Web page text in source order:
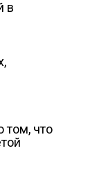
в
том, что